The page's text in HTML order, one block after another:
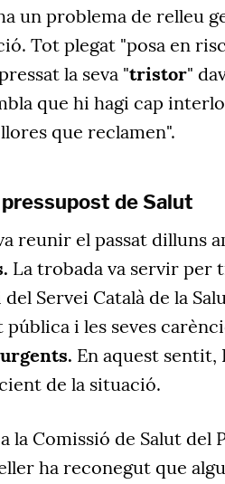
un problema de relleu
Tot plegat "posa en
la seva "tristor"
que hi hagi cap
que reclamen".
de Salut
reunir el passat dilluns
La trobada va servir per
Servei Català de la
i les seves
En aquest sentit,
de la situació.
la Comissió de Salut del
ha reconegut que